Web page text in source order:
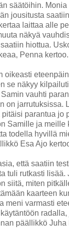
säätöihin.
jousitusta
laittaa alle
näkyä
hiottua.
Penna kertoo.
oikeasti
se näkyy
vauhti
on jarrutuksissa.
parantua jo
Samille ja meille
todella hyvillä
Esa Ajo
että saatiin
tuli rutkasti lisää.
siitä, miten
kaarteen
meni varmasti
päällikkö Juha